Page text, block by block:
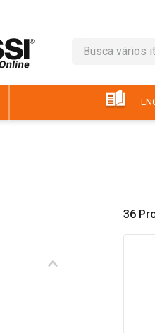
Busca vários
36
leite